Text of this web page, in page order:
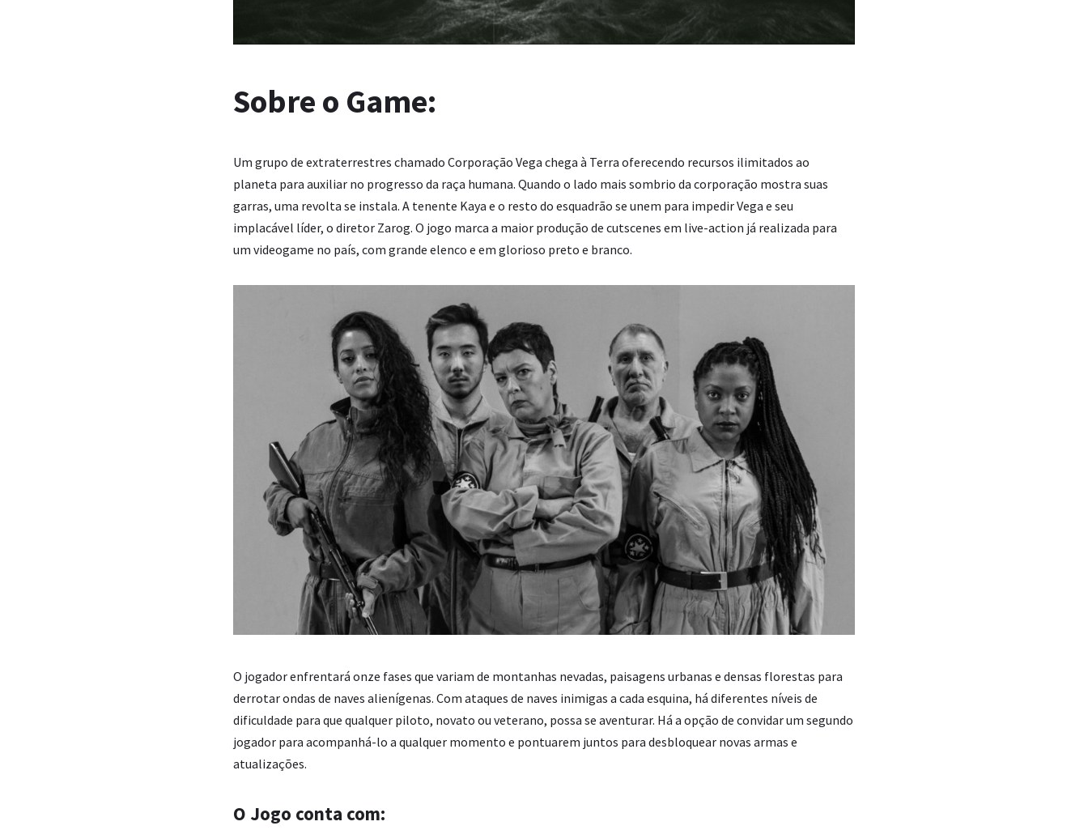
Sobre o Game:
Um grupo de extraterrestres chamado Corporação Vega chega à Terra oferecendo recursos ilimitados ao
planeta para auxiliar no progresso da raça humana. Quando o lado mais sombrio da corporação mostra suas
garras, uma revolta se instala. A tenente Kaya e o resto do esquadrão se unem para impedir Vega e seu
implacável líder, o diretor Zarog. O jogo marca a maior produção de cutscenes em live-action já realizada para
um videogame no país, com grande elenco e em glorioso preto e branco.
O jogador enfrentará onze fases que variam de montanhas nevadas, paisagens urbanas e densas florestas para
derrotar ondas de naves alienígenas. Com ataques de naves inimigas a cada esquina, há diferentes níveis de
dificuldade para que qualquer piloto, novato ou veterano, possa se aventurar. Há a opção de convidar um segundo
jogador para acompanhá-lo a qualquer momento e pontuarem juntos para desbloquear novas armas e
atualizações.
O Jogo conta com: